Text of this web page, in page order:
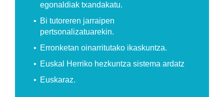
egonaldiak txandakatu.
Bi tutoreren jarraipen
pertsonalizatuarekin.
Erronketan oinarritutako ikaskuntza.
Euskal Herriko hezkuntza sistema ardatz
Euskaraz.